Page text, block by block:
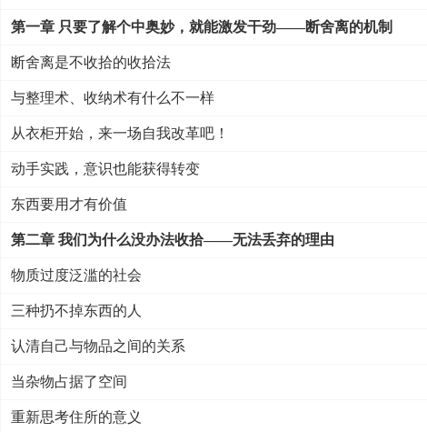
第一章 只要了解个中奥妙，就能激发干劲——断舍离的机制
断舍离是不收拾的收拾法
与整理术、收纳术有什么不一样
从衣柜开始，来一场自我改革吧！
动手实践，意识也能获得转变
东西要用才有价值
第二章 我们为什么没办法收拾——无法丢弃的理由
物质过度泛滥的社会
三种扔不掉东西的人
认清自己与物品之间的关系
当杂物占据了空间
重新思考住所的意义